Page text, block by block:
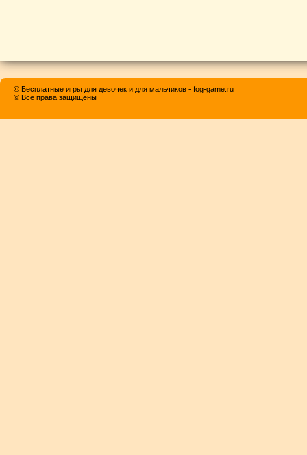
© Бесплатные игры для девочек и для мальчиков - fog-game.ru
© Все права защищены